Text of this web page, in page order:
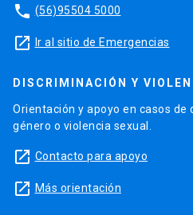
phone (56)95504 5000
launch Ir al sitio de Emergencias
DISCRIMINACIÓN Y
Orientación y apoyo en casos de
género o violencia sexual.
launch Contacto para apoyo
launch Más orientación